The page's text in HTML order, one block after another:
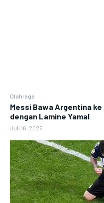
Olahraga
Messi Bawa Argentina ke
dengan Lamine Yamal
Juli 16, 2026